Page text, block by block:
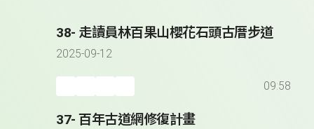
38- 走讀員林百果山櫻花石頭古厝步道
2025-09-12
09:58
37- 百年古道網修復計畫